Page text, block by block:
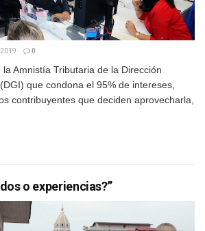
2019 0
Amnistía Tributaria de la Dirección
que condona el 95% de intereses,
contribuyentes que deciden aprovecharla,
o experiencias?”